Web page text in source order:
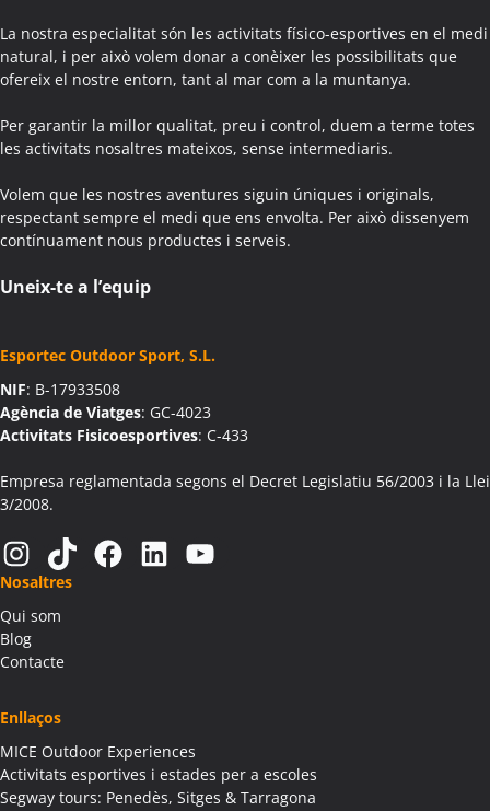
La nostra especialitat són les activitats físico-esportives en el medi
natural, i per això volem donar a conèixer les possibilitats que
ofereix el nostre entorn, tant al mar com a la muntanya.
Per garantir la millor qualitat, preu i control, duem a terme totes
les activitats nosaltres mateixos, sense intermediaris.
Volem que les nostres aventures siguin úniques i originals,
respectant sempre el medi que ens envolta. Per això dissenyem
contínuament nous productes i serveis.
Uneix-te a l’equip
Esportec Outdoor Sport, S.L.
NIF: B-17933508
Agència de Viatges: GC-4023
Activitats Fisicoesportives: C-433
Empresa reglamentada segons el Decret Legislatiu 56/2003 i la Llei
3/2008.
Instagram TikTok Facebook LinkedIn YouTube
Nosaltres
Qui som
Blog
Contacte
Enllaços
MICE Outdoor Experiences
Activitats esportives i estades per a escoles
Segway tours: Penedès, Sitges & Tarragona